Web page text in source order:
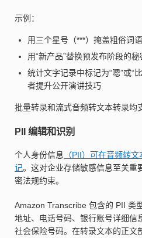
示例：
用三个星号（***）掩盖粗俗词语
用“新产品”替换预发布阶段的
统计文字记录中标记为“嗯”或“
者提升公开演讲技巧
批量转录和流式音频转文本转录均
PII 编辑和识别
个人身份信息 （PII）可在音频转
记。这对企业存储敏感信息至关重
密法规约束。
Amazon Transcribe 包含的 PII 类
地址、电话号码、银行账号详细信
社会保险号码。在转录文本的正文